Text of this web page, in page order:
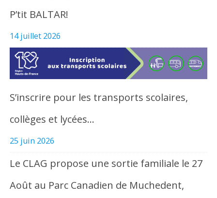
P’tit BALTAR!
14 juillet 2026
S’inscrire pour les transports scolaires,
collèges et lycées…
25 juin 2026
Le CLAG propose une sortie familiale le 27
Août au Parc Canadien de Muchedent,